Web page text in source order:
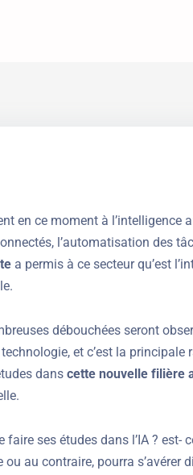
en ce moment à l’intelligence
l’automatisation des
a permis à ce secteur qu’est
débouchées seront
et c’est la principale
dans cette nouvelle filière
ses études dans l’IA ? est-
au contraire, pourra s’avérer